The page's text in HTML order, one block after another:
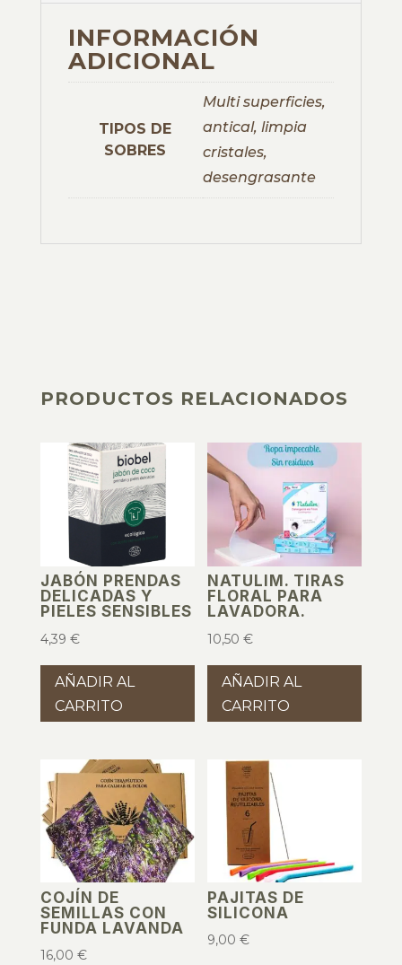
INFORMACIÓN
ADICIONAL
TIPOS DE
SOBRES
Multi superficies,
antical, limpia
cristales,
desengrasante
PRODUCTOS RELACIONADOS
JABÓN PRENDAS
DELICADAS Y
PIELES SENSIBLES
4,39 €
AÑADIR AL
CARRITO
NATULIM. TIRAS
FLORAL PARA
LAVADORA.
10,50€
AÑADIR AL
CARRITO
COJÍN DE
SEMILLAS CON
FUNDA LAVANDA
16,00 €
PAJITAS DE
SILICONA
9,00€